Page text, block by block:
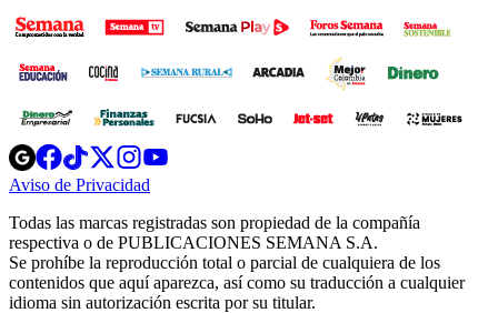
Opens
in
new
Opens
in
new
Opens
in
new
window
Opens
new
windowwindow
Aviso de Privacidad
new
window
Todas las marcas registradas son propiedad de la compañía
respectiva o de PUBLICACIONES SEMANA S.A.
Se prohíbe la reproducción total o parcial de cualquiera de los
contenidos que aquí aparezca, así como su traducción a cualquier
idioma sin autorización escrita por su titular.